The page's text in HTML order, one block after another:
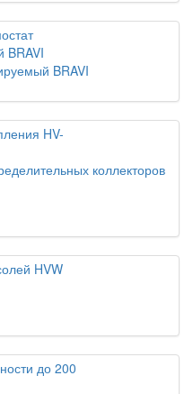
BRAVI
коллекторов